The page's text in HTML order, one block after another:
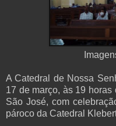
A Catedral de Nossa
17 de março, às 19
São José, com
pároco da Catedral